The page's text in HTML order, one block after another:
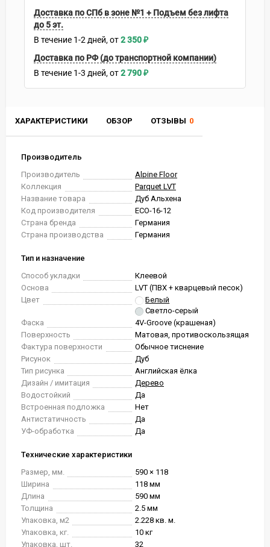
ХАРАКТЕРИСТИКИ ОБЗОР ОТЗЫВЫ 0
Производитель
Производитель
Alpine Floor
Коллекция
Parquet LVT
Название товара
Дуб Альхена
Код производителя
ECO-16-12
Страна бренда
Германия
Страна производства
Германия
Тип и назначение
Способ укладки
Клеевой
Основа
LVT (ПВХ + кварцевый песок)
Цвет
Белый
Светло-серый
Фаска
4V-Groove (крашеная)
Поверхность
Матовая, противоскользящая
Фактура поверхности
Обычное тиснение
Рисунок
Дуб
Тип рисунка
Английская ёлка
Дизайн / имитация
Дерево
Водостойкий
Да
Встроенная подложка
Нет
Антистатичность
Да
УФ-обработка
Да
Технические характеристики
Размер, мм.
590 × 118
Ширина
118 мм
Длина
590 мм
Толщина
2.5 мм
Упаковка, м2
2.228 кв. м.
Упаковка, кг.
10 кг
Упаковка, шт.
32
Доставка по СПб в зоне №1 + Подъем без лифта
до 5 эт.
В течение 1-2 дней 2 350₽
Доставка по РФ (до транспортной компании)
В течение 1-3 дней 2 790₽